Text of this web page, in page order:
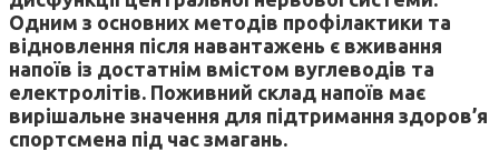
Одним з основних методів профілактики та
відновлення після навантажень є вживання
напоїв із достатнім вмістом вуглеводів та
електролітів. Поживний склад напоїв має
вирішальне значення для підтримання здоров’я
спортсмена під час змагань.